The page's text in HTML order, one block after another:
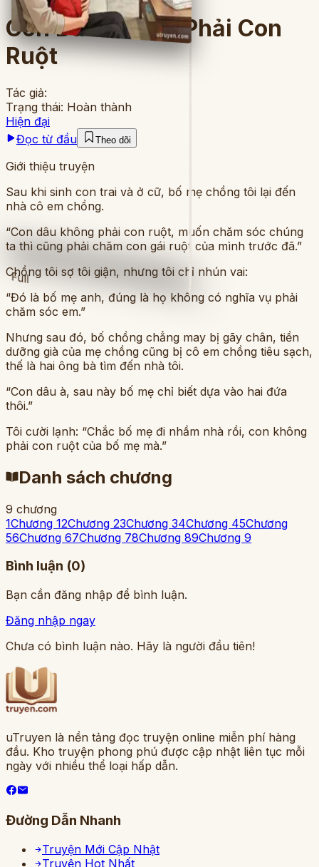
Full
Con Dâu Không Phải Con
Ruột
Tác giả:
Trạng thái: Hoàn thành
Hiện đại
Đọc từ đầu
Theo dõi
Giới thiệu truyện
Sau khi sinh con trai và ở cữ, bố mẹ chồng tôi lại đến
nhà cô em chồng.
“Con dâu không phải con ruột, muốn chăm sóc chúng
ta thì cũng phải chăm con gái ruột của mình trước đã.”
Chồng tôi sợ tôi giận, nhưng tôi chỉ nhún vai:
“Đó là bố mẹ anh, đúng là họ không có nghĩa vụ phải
chăm sóc em.”
Nhưng sau đó, bố chồng chẳng may bị gãy chân, tiền
dưỡng già của mẹ chồng cũng bị cô em chồng tiêu sạch,
thế là hai ông bà tìm đến nhà tôi.
“Con dâu à, sau này bố mẹ chỉ biết dựa vào hai đứa
thôi.”
Tôi cười lạnh: “Chắc bố mẹ đi nhầm nhà rồi, con không
phải con ruột của bố mẹ mà.”
Danh sách chương
9 chương
1Chương 12Chương 23Chương 34Chương 45Chương
56Chương 67Chương 78Chương 89Chương 9
Bình luận (0)
Bạn cần đăng nhập để bình luận.
Đăng nhập ngay
Chưa có bình luận nào. Hãy là người đầu tiên!
uTruyen là nền tảng đọc truyện online miễn phí hàng
đầu. Kho truyện phong phú được cập nhật liên tục mỗi
ngày với nhiều thể loại hấp dẫn.
Đường Dẫn Nhanh
Truyện Mới Cập Nhật
Truyện Hot Nhất